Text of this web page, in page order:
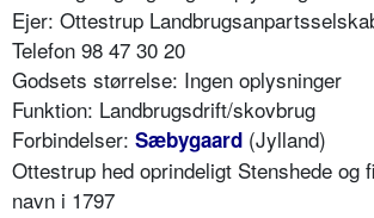
Ejer: Ottestrup
Telefon 98 47 30 20
Godsets størrelse: Ingen oplysninger
Funktion: Landbrugsdrift/skovbrug
Forbindelser: Sæbygaard (Jylland)
Ottestrup hed oprindeligt Stenshede
navn i 1797